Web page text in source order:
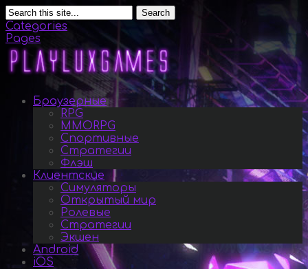
Search
Categories
Pages
Браузерные
RPG
MMORPG
Спортивные
Стратегии
Флэш
Клиентские
Симуляторы
Открытый мир
Ролевые
Стратегии
Экшен
Android
iOS